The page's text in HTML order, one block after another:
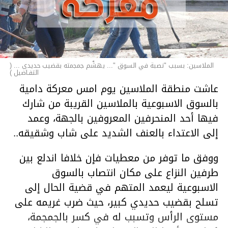
الملاسين: بسبب "نصبة في السوق "... يهشّم جمجمته بقضيب حديدي ... (
التفـاصيل )
عاشت منطقة الملاسين يوم امس معركة دامية
بالسوق الاسبوعية بالملاسين القريبة من شارك
فيها أحد المنحرفين المعروفين بالجهة، وعمد
إلى الاعتداء بالعنف الشديد على شاب وشقيقه..
ووفق ما توفر من معطيات فإن خلافا اندلع بين
طرفين النزاع على مكان انتصاب بالسوق
الاسبوعية ليعمد المتهم في قضية الحال إلى
تسلح بقضيب حديدي كبير، حيث ضرب غريمه على
مستوى الرأس وتسبب له في كسر بالجمجمة،